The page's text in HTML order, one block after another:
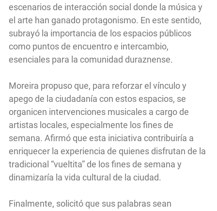
escenarios de interacción social donde la música y
el arte han ganado protagonismo. En este sentido,
subrayó la importancia de los espacios públicos
como puntos de encuentro e intercambio,
esenciales para la comunidad duraznense.
Moreira propuso que, para reforzar el vínculo y
apego de la ciudadanía con estos espacios, se
organicen intervenciones musicales a cargo de
artistas locales, especialmente los fines de
semana. Afirmó que esta iniciativa contribuiría a
enriquecer la experiencia de quienes disfrutan de la
tradicional “vueltita” de los fines de semana y
dinamizaría la vida cultural de la ciudad.
Finalmente, solicitó que sus palabras sean